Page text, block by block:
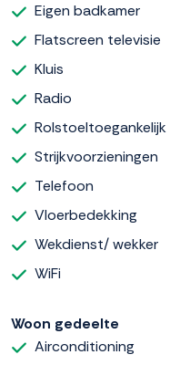
Eigen badkamer
Flatscreen televisie
Kluis
Radio
Rolstoeltoegankelijk
Strijkvoorzieningen
Telefoon
Vloerbedekking
Wekdienst/ wekker
WiFi
Woon gedeelte
Airconditioning